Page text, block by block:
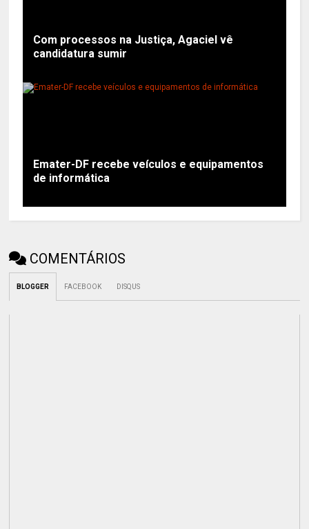
Com processos na Justiça, Agaciel vê
candidatura sumir
Emater-DF recebe veículos e equipamentos
de informática
COMENTÁRIOS
BLOGGER FACEBOOK DISQUS